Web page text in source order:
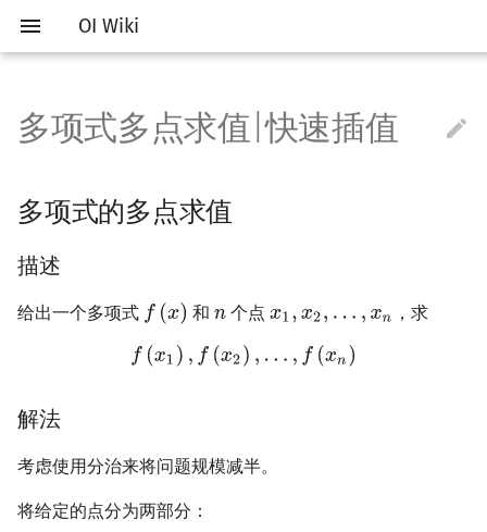
OI Wiki
Getting Started
Non-Trad Problems
Deploy in Docker
About the project
How to contribute
Formatting Manual (Chinese)
F.A.Q.
Thanks
Introduction
Competitions
OI Contest Format
Problem Types
Introduction
Studying Roadmap
External Resources
Tricks
IO Optimization
Problemsetting
Introduction
Editors and IDEs
Vim
Atom
Eclipse
Judging Tools
Commandline
WSL (Windows 10)
Special Judge
Testlib
Introduction
Validator
Interactor
Polygon
Introduction
Editing tools
Vim
Atom
Eclipse
C++ Basics
Hello, World!
Expressions
Control Flow
C++ Standard Libraries
Introduction
bitset
string
Classes
Constants
New features in C++
C VS C++
Quick Guide to C++ for Pascal
Introduction to Algorithm
Complexity
Enumerate
Simulate
Recursion, Divide and
Introduction of Sorting
Insertion Sort
Counting Sort
Introduction of Searching
Depth-First Search (DFS)
Breadth-First Search (BFS)
Bidrectional Search
Heuristic Search
A*
Iterative Search
IDA*
Introduction
Dynamic Programming
Fundamentals
Memorized Search
Monotonous Queue/Stack
State Designing
Introduction
Basics
Standard Library
String Matching
Trie
Prefix Function & KMP
Boyer-Moore
Introduction
Prime
Meissel-Lehmer Algorithm
Greatest Common Divisor
Euler Function
Sieve of Eratosthenes
Euler & Fermat's Little
多项式的多点求值
描述
解法
多项式的快速插值
解法
Comments
生成函数简介
普通生成函数
指数生成函数
向量
矩阵
高斯消元
线性基
线性规划简介
单纯形算法
排列组合
卡特兰数
斯特林数
贝尔数
康托展开
容斥原理
抽屉原理
Introduction
Stack
Queue
Linked List
Joint Set
Joint Set
Heap
Introduction
Leftist Tree
Block Data Structure
Core Idea
Tree
Sqrt Tree
Introduction
WBLT
Size Balanced Tree
Introduction
Balanced Tree
Trie
Segment in Segment
Persistent Segment in
Link Cut Tree
Introduction
Concepts
Storage
DFS（Graph Theory）
BFS（Graph Theory）
树上问题
树基础
树的重心
树链剖分
矩阵树定理
有向无环图
强连通分量
网络流简介
费用流
上下界网络流
图匹配
二分图最大权匹配
一般图最大匹配
计算几何部分简介
二维计算几何基础
三维计算几何基础
极坐标系
Pick 定理
三角剖分
凸包
Introduction
离散化
离线算法
离线算法简介
莫队算法
分数规划
随机函数
模拟退火
悬线法
计算理论基础
字节顺序
RMQ
About Hulu

多项式多点求值|快速插值
多项式的多点求值
描述
给出一个多项式 和 个点 ，求
解法
考虑使用分治来将问题规模减半。
将给定的点分为两部分：